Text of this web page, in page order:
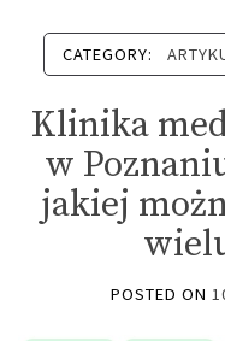
CATEGORY:
Klinika
w
jakiej
POSTED ON